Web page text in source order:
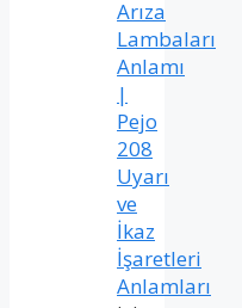
Arıza
Lambaları
Anlamı
|
Pejo
208
Uyarı
ve
İkaz
İşaretleri
Anlamları